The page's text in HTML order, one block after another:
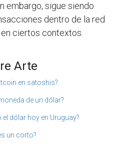
embargo, sigue siendo
dentro de la red
ciertos contextos.
Arte
en satoshis?
de un dólar?
dólar hoy en Uruguay?
un corto?